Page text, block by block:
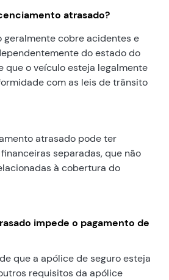
atrasado?
geralmente cobre acidentes e
do estado do
que o veículo esteja legalmente
com as leis de trânsito
atrasado pode ter
separadas, que não
à cobertura do
impede o pagamento de
que a apólice de seguro esteja
requisitos da apólice